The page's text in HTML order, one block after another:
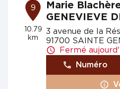
9
10.79
km
Marie
GENEVIEVE
3 avenue de la
91700 SAINTE
Fermé
Numéro